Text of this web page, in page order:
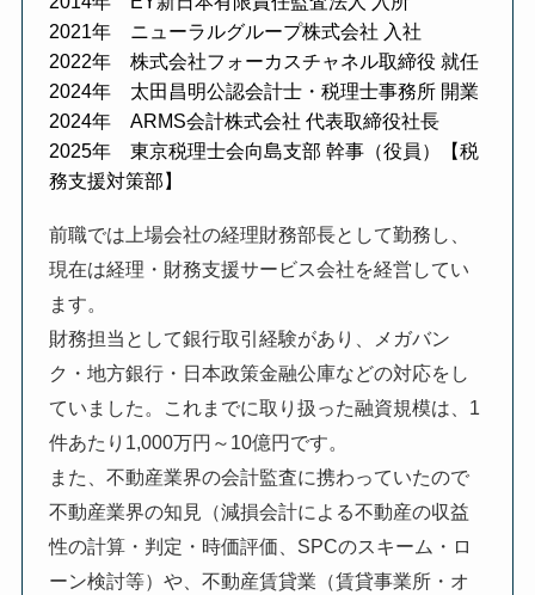
2021年 ニューラルグループ株式会社 入社
2022年 株式会社フォーカスチャネル取締役 就任
2024年 太田昌明公認会計士・税理士事務所 開業
2024年 ARMS会計株式会社 代表取締役社長
2025年 東京税理士会向島支部 幹事（役員）【税
務支援対策部】
前職では上場会社の経理財務部長として勤務し、
現在は経理・財務支援サービス会社を経営してい
ます。
財務担当として銀行取引経験があり、メガバン
ク・地方銀行・日本政策金融公庫などの対応をし
ていました。これまでに取り扱った融資規模は、1
件あたり1,000万円～10億円です。
また、不動産業界の会計監査に携わっていたので
不動産業界の知見（減損会計による不動産の収益
性の計算・判定・時価評価、SPCのスキーム・ロ
ーン検討等）や、不動産賃貸業（賃貸事業所・オ